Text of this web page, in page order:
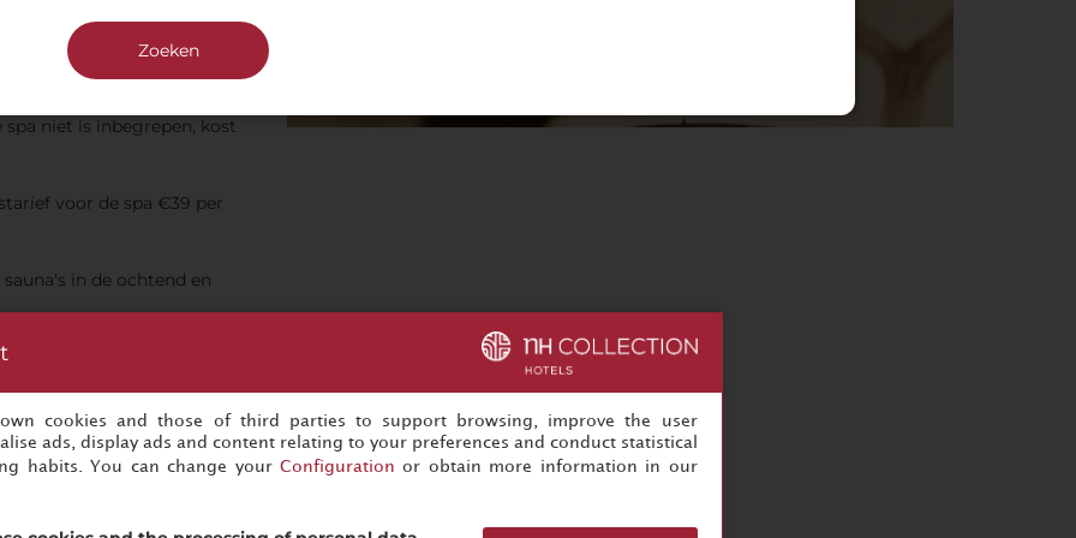
tot de spa
niet is inbegrepen, kost
voor de spa €39 per
in de ochtend en
begeleid door een
hotels.com
met behandelingen,
Zoeken
cookies and those of third parties to support browsing, improve the user
ads, display ads and content relating to your preferences and conduct statistical
habits. You can change your Configuration or obtain more information in our